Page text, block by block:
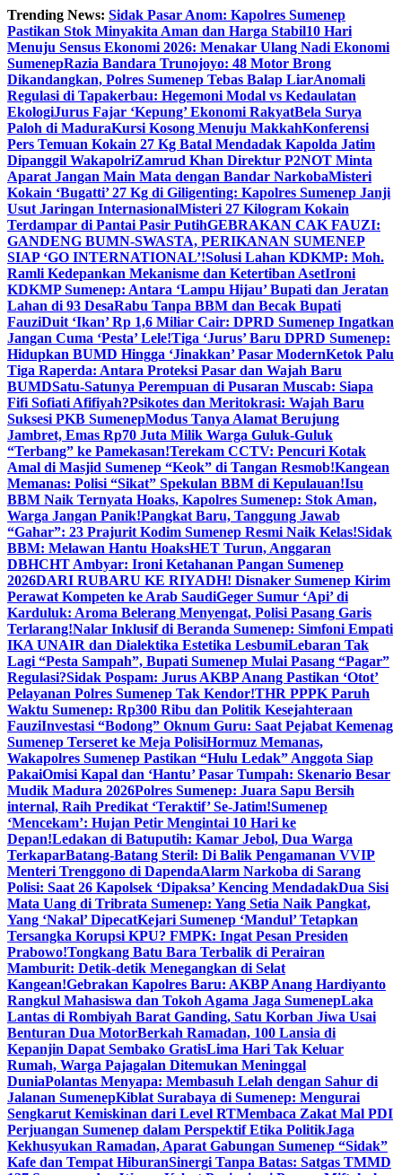
Skip
to
content
Trending News: Sidak Pasar Anom: Kapolres Sumenep
Pastikan Stok Minyakita Aman dan Harga Stabil10 Hari
Menuju Sensus Ekonomi 2026: Menakar Ulang Nadi Ekonomi
SumenepRazia Bandara Trunojoyo: 48 Motor Brong
Dikandangkan, Polres Sumenep Tebas Balap LiarAnomali
Regulasi di Tapakerbau: Hegemoni Modal vs Kedaulatan
EkologiJurus Fajar ‘Kepung’ Ekonomi RakyatBela Surya
Paloh di MaduraKursi Kosong Menuju MakkahKonferensi
Pers Temuan Kokain 27 Kg Batal Mendadak Kapolda Jatim
Dipanggil WakapolriZamrud Khan Direktur P2NOT Minta
Aparat Jangan Main Mata dengan Bandar NarkobaMisteri
Kokain ‘Bugatti’ 27 Kg di Giligenting: Kapolres Sumenep Janji
Usut Jaringan InternasionalMisteri 27 Kilogram Kokain
Terdampar di Pantai Pasir PutihGEBRAKAN CAK FAUZI:
GANDENG BUMN-SWASTA, PERIKANAN SUMENEP
SIAP ‘GO INTERNATIONAL’!Solusi Lahan KDKMP: Moh.
Ramli Kedepankan Mekanisme dan Ketertiban AsetIroni
KDKMP Sumenep: Antara ‘Lampu Hijau’ Bupati dan Jeratan
Lahan di 93 DesaRabu Tanpa BBM dan Becak Bupati
FauziDuit ‘Ikan’ Rp 1,6 Miliar Cair: DPRD Sumenep Ingatkan
Jangan Cuma ‘Pesta’ Lele!Tiga ‘Jurus’ Baru DPRD Sumenep:
Hidupkan BUMD Hingga ‘Jinakkan’ Pasar ModernKetok Palu
Tiga Raperda: Antara Proteksi Pasar dan Wajah Baru
BUMDSatu-Satunya Perempuan di Pusaran Muscab: Siapa
Fifi Sofiati Afifiyah?Psikotes dan Meritokrasi: Wajah Baru
Suksesi PKB SumenepModus Tanya Alamat Berujung
Jambret, Emas Rp70 Juta Milik Warga Guluk-Guluk
“Terbang” ke Pamekasan!Terekam CCTV: Pencuri Kotak
Amal di Masjid Sumenep “Keok” di Tangan Resmob!Kangean
Memanas: Polisi “Sikat” Spekulan BBM di Kepulauan!Isu
BBM Naik Ternyata Hoaks, Kapolres Sumenep: Stok Aman,
Warga Jangan Panik!Pangkat Baru, Tanggung Jawab
“Gahar”: 23 Prajurit Kodim Sumenep Resmi Naik Kelas!Sidak
BBM: Melawan Hantu HoaksHET Turun, Anggaran
DBHCHT Ambyar: Ironi Ketahanan Pangan Sumenep
2026DARI RUBARU KE RIYADH! Disnaker Sumenep Kirim
Perawat Kompeten ke Arab SaudiGeger Sumur ‘Api’ di
Karduluk: Aroma Belerang Menyengat, Polisi Pasang Garis
Terlarang!Nalar Inklusif di Beranda Sumenep: Simfoni Empati
IKA UNAIR dan Dialektika Estetika LesbumiLebaran Tak
Lagi “Pesta Sampah”, Bupati Sumenep Mulai Pasang “Pagar”
Regulasi?Sidak Pospam: Jurus AKBP Anang Pastikan ‘Otot’
Pelayanan Polres Sumenep Tak Kendor!THR PPPK Paruh
Waktu Sumenep: Rp300 Ribu dan Politik Kesejahteraan
FauziInvestasi “Bodong” Oknum Guru: Saat Pejabat Kemenag
Sumenep Terseret ke Meja PolisiHormuz Memanas,
Wakapolres Sumenep Pastikan “Hulu Ledak” Anggota Siap
PakaiOmisi Kapal dan ‘Hantu’ Pasar Tumpah: Skenario Besar
Mudik Madura 2026Polres Sumenep: Juara Sapu Bersih
internal, Raih Predikat ‘Teraktif’ Se-Jatim!Sumenep
‘Mencekam’: Hujan Petir Mengintai 10 Hari ke
Depan!Ledakan di Batuputih: Kamar Jebol, Dua Warga
TerkaparBatang-Batang Steril: Di Balik Pengamanan VVIP
Menteri Trenggono di DapendaAlarm Narkoba di Sarang
Polisi: Saat 26 Kapolsek ‘Dipaksa’ Kencing MendadakDua Sisi
Mata Uang di Tribrata Sumenep: Yang Setia Naik Pangkat,
Yang ‘Nakal’ DipecatKejari Sumenep ‘Mandul’ Tetapkan
Tersangka Korupsi KPU? FMPK: Ingat Pesan Presiden
Prabowo!Tongkang Batu Bara Terbalik di Perairan
Mamburit: Detik-detik Menegangkan di Selat
Kangean!Gebrakan Kapolres Baru: AKBP Anang Hardiyanto
Rangkul Mahasiswa dan Tokoh Agama Jaga SumenepLaka
Lantas di Rombiyah Barat Ganding, Satu Korban Jiwa Usai
Benturan Dua MotorBerkah Ramadan, 100 Lansia di
Kepanjin Dapat Sembako GratisLima Hari Tak Keluar
Rumah, Warga Pajagalan Ditemukan Meninggal
DuniaPolantas Menyapa: Membasuh Lelah dengan Sahur di
Jalanan SumenepKiblat Surabaya di Sumenep: Mengurai
Sengkarut Kemiskinan dari Level RTMembaca Zakat Mal PDI
Perjuangan Sumenep dalam Perspektif Etika PolitikJaga
Kekhusyukan Ramadan, Aparat Gabungan Sumenep “Sidak”
Kafe dan Tempat HiburanSinergi Tanpa Batas: Satgas TMMD